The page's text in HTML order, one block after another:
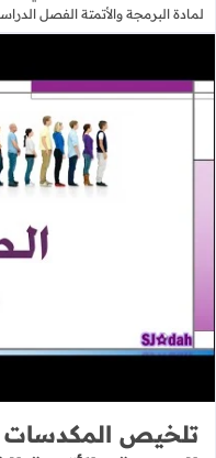
لمادة البرمجة والأتمتة الفصل
تلخيص المكدسات